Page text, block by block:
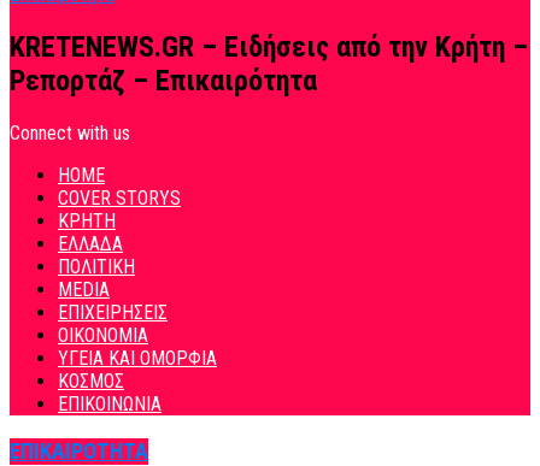
KRETENEWS.GR – Ειδήσεις από την Κρήτη –
Ρεπορτάζ – Επικαιρότητα
Connect with us
HOME
COVER STORYS
ΚΡΗΤΗ
ΕΛΛΑΔΑ
ΠΟΛΙΤΙΚΗ
MEDIA
ΕΠΙΧΕΙΡΗΣΕΙΣ
ΟΙΚΟΝΟΜΙΑ
ΥΓΕΙΑ ΚΑΙ ΟΜΟΡΦΙΑ
ΚΟΣΜΟΣ
ΕΠΙΚΟΙΝΩΝΙΑ
ΕΠΙΚΑΙΡΟΤΗΤΑ